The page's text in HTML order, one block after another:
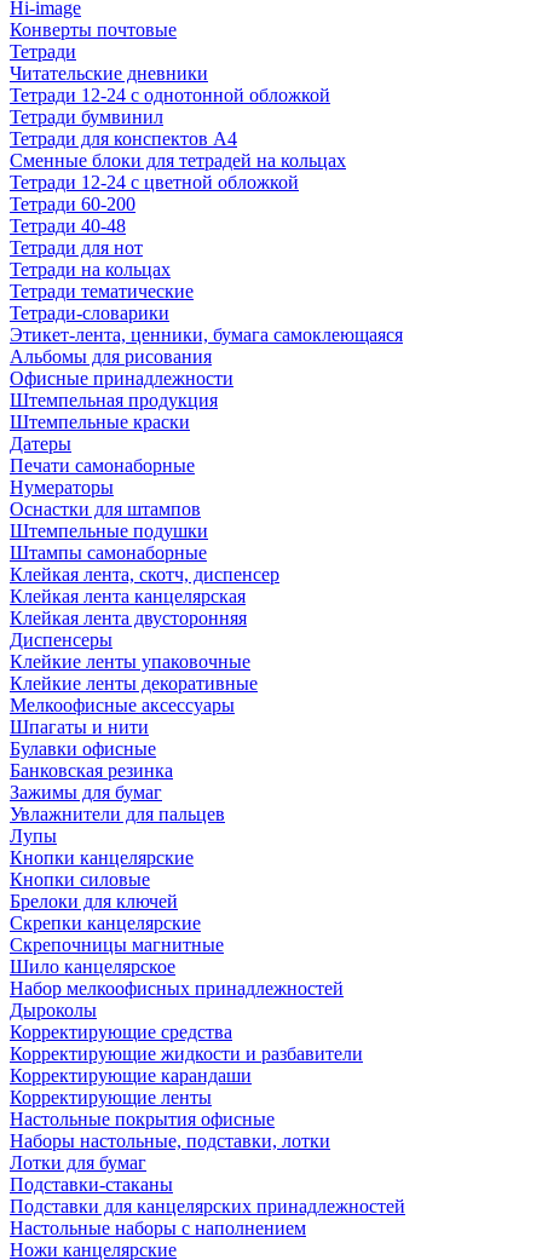
Hi-image
Конверты почтовые
Тетради
Читательские дневники
Тетради 12-24 с однотонной обложкой
Тетради бумвинил
Тетради для конспектов А4
Сменные блоки для тетрадей на кольцах
Тетради 12-24 с цветной обложкой
Тетради 60-200
Тетради 40-48
Тетради для нот
Тетради на кольцах
Тетради тематические
Тетради-словарики
Этикет-лента, ценники, бумага самоклеющаяся
Альбомы для рисования
Офисные принадлежности
Штемпельная продукция
Штемпельные краски
Датеры
Печати самонаборные
Нумераторы
Оснастки для штампов
Штемпельные подушки
Штампы самонаборные
Клейкая лента, скотч, диспенсер
Клейкая лента канцелярская
Клейкая лента двусторонняя
Диспенсеры
Клейкие ленты упаковочные
Клейкие ленты декоративные
Мелкоофисные аксессуары
Шпагаты и нити
Булавки офисные
Банковская резинка
Зажимы для бумаг
Увлажнители для пальцев
Лупы
Кнопки канцелярские
Кнопки силовые
Брелоки для ключей
Скрепки канцелярские
Скрепочницы магнитные
Шило канцелярское
Набор мелкоофисных принадлежностей
Дыроколы
Корректирующие средства
Корректирующие жидкости и разбавители
Корректирующие карандаши
Корректирующие ленты
Настольные покрытия офисные
Наборы настольные, подставки, лотки
Лотки для бумаг
Подставки-стаканы
Подставки для канцелярских принадлежностей
Настольные наборы с наполнением
Ножи канцелярские